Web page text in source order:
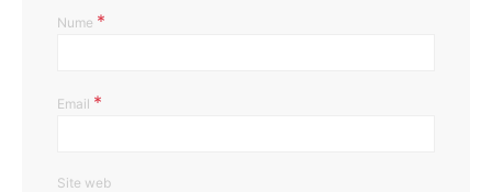
Nume *
Email *
Site web